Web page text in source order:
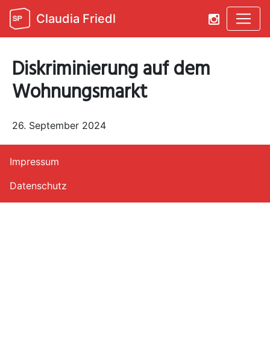
Claudia Friedl
Diskriminierung auf dem
Wohnungsmarkt
26. September 2024
Impressum
Datenschutz